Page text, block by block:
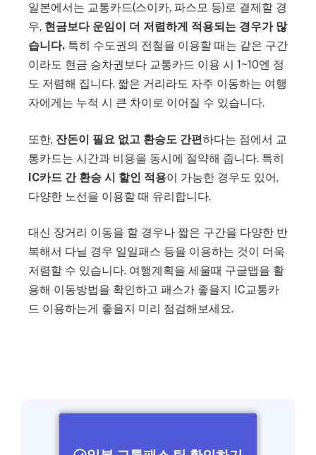
일본에서는 교통카드(스이카, 파스모 등)로 결제할 경
우, 현금보다 운임이 더 저렴하게 적용되는 경우가 많
습니다. 특히 수도권의 전철을 이용할 때는 같은 구간
이라도 현금 승차권보다 교통카드 이용 시 1~10엔 정
도 저렴해 집니다. 짧은 거리라도 자주 이동하는 여행
자에게는 누적 시 큰 차이로 이어질 수 있습니다.
또한, 잔돈이 필요 없고 환승도 간편하다는 점에서 교
통카드는 시간과 비용을 동시에 절약해 줍니다. 특히
IC카드 간 환승 시 할인 적용이 가능한 경우도 있어,
다양한 노선을 이용할 때 유리합니다.
대신 장거리 이동을 할 경우나 짧은 구간을 다양한 반
복해서 다닐 경우 일일패스 등을 이용하는 것이 더욱
저렴할 수 있습니다. 여행계획을 세울때 구글맵을 활
용해 이동방법을 확인하고 패스가 좋을지 IC교통카
드 이용하는게 좋을지 미리 점검해보세요.